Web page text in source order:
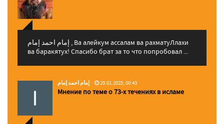
إمام احمد إمام , Ва алейкум ассалам ва рахматуЛлахи
ва баракятух! Спасибо брат за то что попробовал ...
إمام احمد إمام 29.01.2025, 00:43
Мнение по теме о 73-х течениях в исламе